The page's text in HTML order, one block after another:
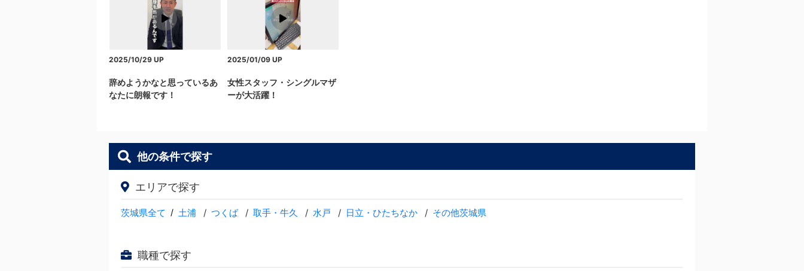
2025/10/29 UP
辞めようかなと思っているあ
なたに朗報です！
2025/01/09UP
女性スタッフ・シングルマザ
ーが大活躍！
他の条件で探す
エリアで探す
茨城県全て / 土浦 つくば 取手・牛久 水戸 日立・ひたちなか その他茨城県
職種で探す